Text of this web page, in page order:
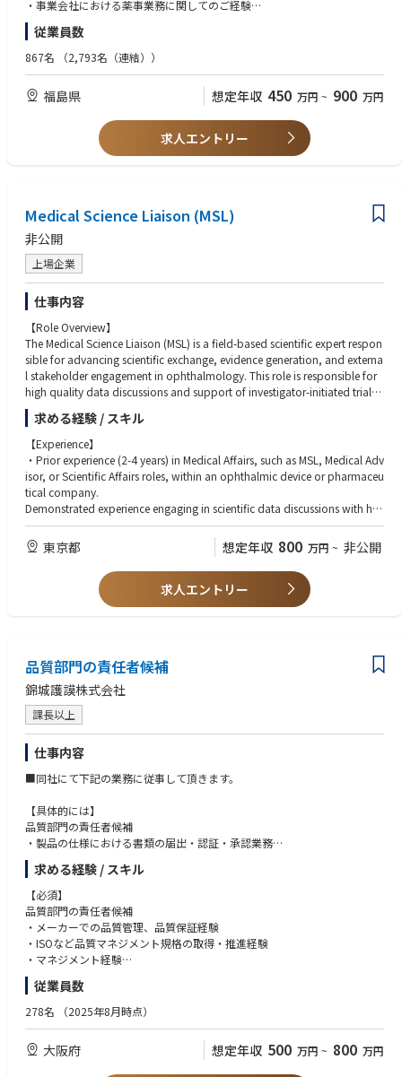
・事業会社における薬事業務に関してのご経験
・事業会社における統括製造販売責任者のご経験
・管理者業務のご経験がある方、事業会社における薬事対応のご経験があ
る方
未経験者大歓迎！
体外診断用医薬品についてはOJTを通じて学ぶことができます。また、若
手向け研修にもご参加をいただき、当社へのキャッチアップもフォローい
入社後のキャリアについて：経験や能力に応じ、将来的に他部署への異動
■当社の体外診断用医薬品は、原料から製品までを日東紡グループ内で一
貫製造することにより、高品質と安定供給を両立しています。高い品質が
評価され、世界中の医療現場で用いられており、日本国内では10を超える
品目でトップシェアを獲得しています
【求める人物像】
・企業薬事業務の経験あるいは、調剤薬局等の店長として管理者業務を行
っていた経験
上記の経験を求める背景は、製品・クレーム対応において関係各所（行政
機関）への伝達や連携事項を行う役割があるため。
従業員数
867名 （2,793名（連結））
福島県 想定年収 450 万円 ~ 900 万円
求人エントリー
Medical Science Liaison (MSL)
非公開
上場企業
仕事内容
【Role Overview】
The Medical Science Liaison (MSL) is a field-based scientific expert respon
sible for advancing scientific exchange, evidence generation, and externa
l stakeholder engagement in ophthalmology. This role is responsible for
high quality data discussions and support of investigator-initiated trials
(IITs), operating independently of commercial promotion. As a novel role
within the organization, the MSL also contributes to shaping medical en
gagement models appropriate for ophthalmic device innovation.
【Duties and Responsibilities】
・Establish and maintain peer to peer scientific relationships with ophth
almic surgeons, academic investigators, and key opinion leaders.
・Lead unbiased scientific discussions related to clinical data, surgical o
utcomes, and evolving standards of care in ophthalmology.
・Support the evaluation, initiation, and management of Investigator-Ini
tiated Trials (IITs) in compliance with regional and/or local regulations an
d internal governance.
・Identify unmet medical needs and scientific data gaps and communic
・Provide scientific input into medical education initiatives and non-pro
motional training programs.
・Represent the company at scientific congresses, advisory boards, and
academic meetings.
・Collaborate cross functionally to ensure alignment between medical st
rategy, clinical evidence, and regulatory requirements.
・Ensure all activities adhere to applicable laws, regulations, and compa
ny SOPs governing Medical Affairs activities.
【Authority】
The Medical Science Liaison (MSL) is authorized to:
・Independently engage in non‑promotional, scientific exchange with he
althcare. professionals, investigators, and academic stakeholders within
the defined therapeutic and technological scope.
・Respond to unsolicited scientific inquiries using approved data, peer‑r
eviewed literature, and fair‑balanced scientific information, in accordanc
e with company SOPs and local regulations.
・Exercise professional judgment to prioritize external scientific engagem
ents and allocate field time based on medical strategy and unmet scienti
fic needs.
Identify, evaluate, and communicate scientific insights, research opportu
nities, and unmet medical needs from the field to internal stakeholders.
・Support the scientific evaluation of Investigator‑Initiated Trial (IIT) conc
epts, including providing input on scientific feasibility and alignment wit
h medical strategy, while final approval decisions remain with designate
求める経験 / スキル
【Experience】
・Prior experience (2-4 years) in Medical Affairs, such as MSL, Medical Adv
isor, or Scientific Affairs roles, within an ophthalmic device or pharmaceu
tical company.
Demonstrated experience engaging in scientific data discussions with hea
lthcare professionals.
・Experience supporting or managing Investigator-Initiated Trials (IITs), cl
inical studies, or evidence generation activities.
・Experience working within highly regulated healthcare or life sciences e
・Ability to translate complex clinical data into meaningful scientific dial
ogue.
・Working knowledge of regional and/or regional biodevice industry an
d medical affairs compliance standards.
・Excellent communication skills in English and regional/local language
(written and spoken).
・High degree of professionalism, autonomy, and ethical judgment.
【Academic Qualifications】
with specialty training in ophthalmology.
【Travel requirements】
・Approximately 60-75% of time annually.
東京都 想定年収 800 万円 ~ 非公開
求人エントリー
品質部門の責任者候補
錦城護謨株式会社
課長以上
仕事内容
■同社にて下記の業務に従事して頂きます。
【具体的には】
品質部門の責任者候補
・製品の仕様における書類の届出・認証・承認業務
・品質不具合分析・解析など
・品質管理・保証体制の確立・強化
・製造現場への指導
・顧客への品質対応
・部門マネジメント
求める経験 / スキル
【必須】
品質部門の責任者候補
・メーカーでの品質管理、品質保証経験
・ISOなど品質マネジメント規格の取得・推進経験
・マネジメント経験
・樹脂成形やゴム成形の知見
【歓迎】
・自動車業界や医療機器業界での経験
従業員数
278名 （2025年8月時点）
大阪府 想定年収 500 万円 ~ 800 万円